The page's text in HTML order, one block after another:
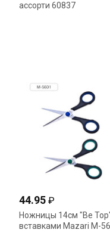
ассорти 60837
44.95 ₽
Ножницы 14см "Be
вставками Mazari М-